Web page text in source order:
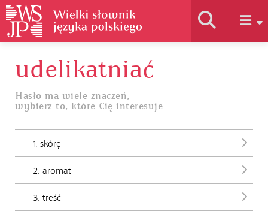
Historia słownika
Jak korzystać
udelikatniać
Hasło ma wiele znaczeń,
wybierz to, które Cię interesuje
1. skórę
2. aromat
3. treść